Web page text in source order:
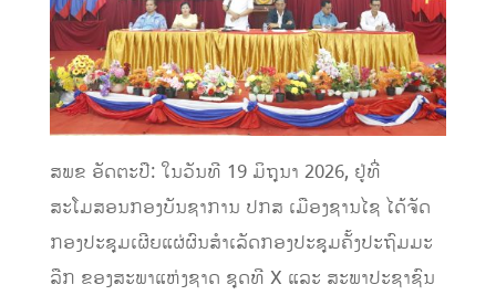
ສພຂ​ ອັດຕະປື: ໃນວັນທີ​ 19​ ມິຖຸນາ​ 2026, ຢູ່ທີ່
ສະໂມສອນ​ກອງບັນຊາການ ປກສ​ ເມືອງຊານໄຊ ໄດ້ຈັດ
ກອງປະຊຸມເຜີຍແຜ່ຜົນສຳເລັດກອງປະຊຸມຄັ້ງປະຖົມມະ
ລືກ ຂອງສະພາແຫ່ງຊາດ ຊຸດທີ X ແລະ ສະພາປະຊາຊົນ